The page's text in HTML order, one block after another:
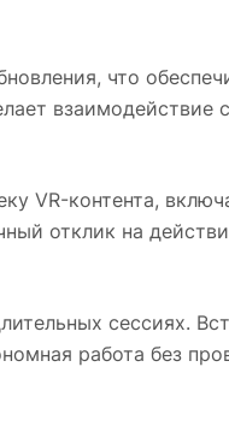
что
VR-контента,
отклик на
сессиях.
работа без